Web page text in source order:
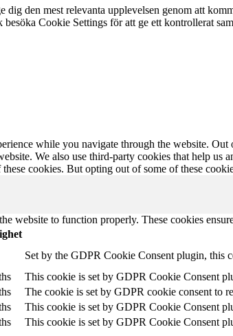
dig den mest relevanta upplevelsen genom att
Cookie Settings för att ge ett kontrollerat
while you navigate through the website. Out
We also use third-party cookies that help
cookies. But opting out of some of these
website to function properly. These cookies
Set by the GDPR Cookie Consent plugin, this
This cookie is set by GDPR Cookie Consent
The cookie is set by GDPR cookie consent to
This cookie is set by GDPR Cookie Consent
This cookie is set by GDPR Cookie Consent